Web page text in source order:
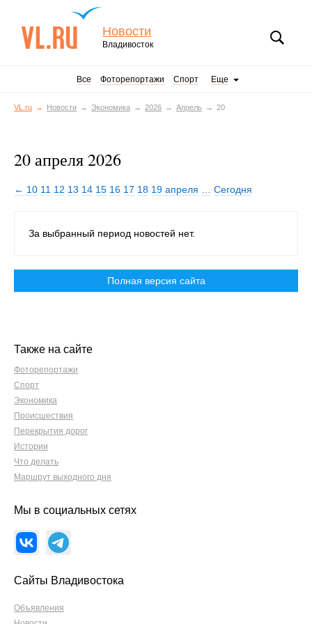
Новости
Владивосток
Все Фоторепортажи Спорт Еще
VL.ru Новости Экономика 2026 Апрель 20
20 апреля 2026
← 10 11 12 13 14 15 16 17 18 19 апреля Сегодня
За выбранный период новостей нет.
Полная версия сайта
Также на сайте
Фоторепортажи
Спорт
Экономика
Происшествия
Перекрытия дорог
Истории
Что делать
Маршрут выходного дня
Мы в социальных сетях
Сайты Владивостока
Объявления